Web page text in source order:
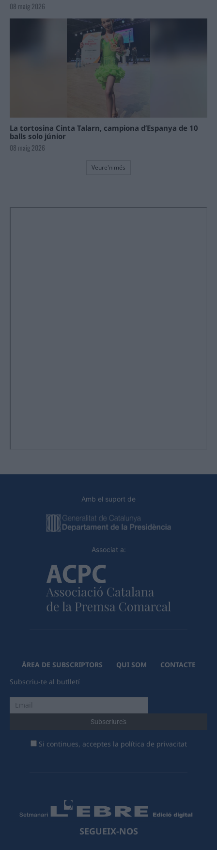
08 maig 2026
La tortosina Cinta Talarn, campiona d’Espanya de 10
balls solo júnior
08 maig 2026
Veure'n més
Amb el suport de
Associat a:
ÀREA DE SUBSCRIPTORS QUI SOM
CONTACTE
Subscriu-te al butlletí
Si continues, acceptes la política de privacitat
SEGUEIX-NOS